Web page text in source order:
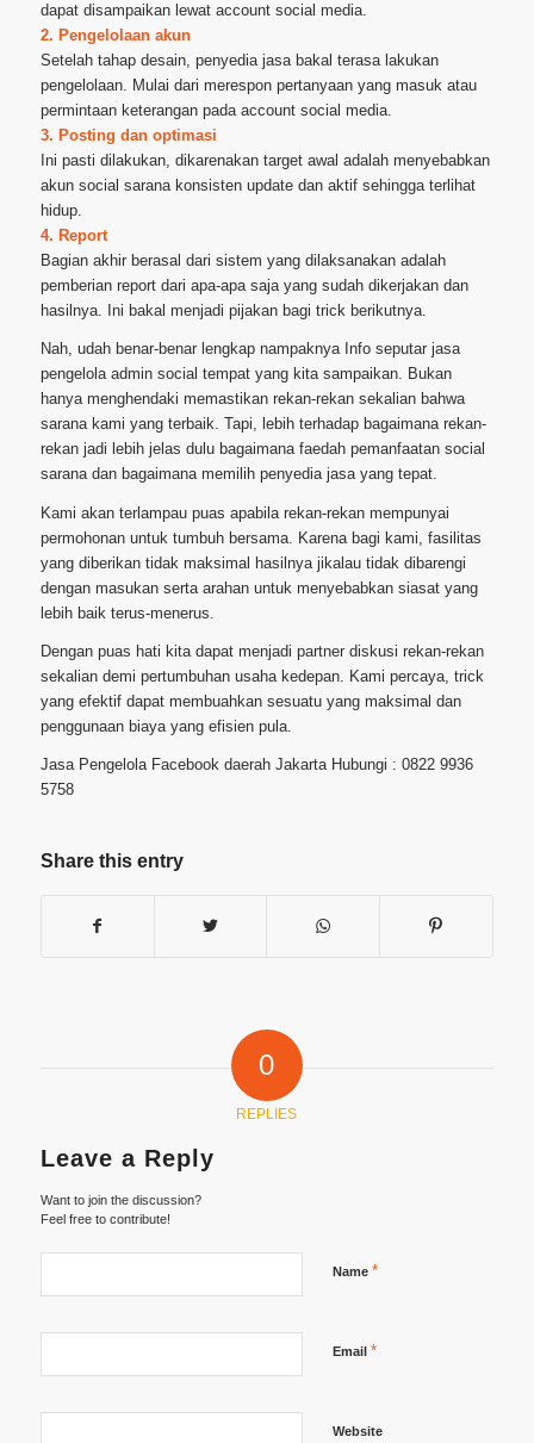
dapat disampaikan lewat account social media.
2. Pengelolaan akun
Setelah tahap desain, penyedia jasa bakal terasa lakukan
pengelolaan. Mulai dari merespon pertanyaan yang masuk atau
permintaan keterangan pada account social media.
3. Posting dan optimasi
Ini pasti dilakukan, dikarenakan target awal adalah menyebabkan
akun social sarana konsisten update dan aktif sehingga terlihat
hidup.
4. Report
Bagian akhir berasal dari sistem yang dilaksanakan adalah
pemberian report dari apa-apa saja yang sudah dikerjakan dan
hasilnya. Ini bakal menjadi pijakan bagi trick berikutnya.
Nah, udah benar-benar lengkap nampaknya Info seputar jasa
pengelola admin social tempat yang kita sampaikan. Bukan
hanya menghendaki memastikan rekan-rekan sekalian bahwa
sarana kami yang terbaik. Tapi, lebih terhadap bagaimana rekan-
rekan jadi lebih jelas dulu bagaimana faedah pemanfaatan social
sarana dan bagaimana memilih penyedia jasa yang tepat.
Kami akan terlampau puas apabila rekan-rekan mempunyai
permohonan untuk tumbuh bersama. Karena bagi kami, fasilitas
yang diberikan tidak maksimal hasilnya jikalau tidak dibarengi
dengan masukan serta arahan untuk menyebabkan siasat yang
lebih baik terus-menerus.
Dengan puas hati kita dapat menjadi partner diskusi rekan-rekan
sekalian demi pertumbuhan usaha kedepan. Kami percaya, trick
yang efektif dapat membuahkan sesuatu yang maksimal dan
penggunaan biaya yang efisien pula.
Jasa Pengelola Facebook daerah Jakarta Hubungi : 0822 9936
5758
Share this entry
0
REPLIES
Leave a Reply
Want to join the discussion?
Feel free to contribute!
Name *
Email *
Website